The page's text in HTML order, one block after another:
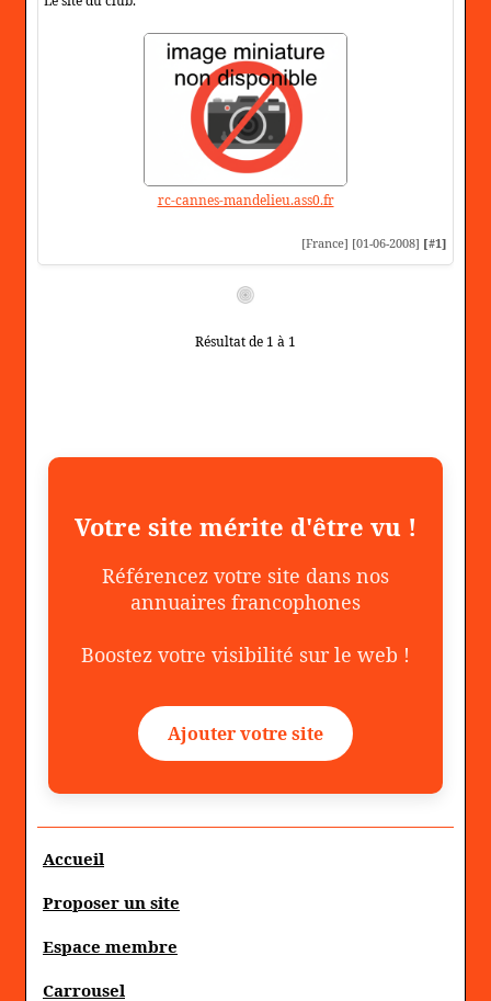
rc-cannes-mandelieu.ass0.fr
[France] [01-06-2008] [#1]
Résultat de 1 à 1
Votre site mérite d'être vu !
Référencez votre site dans nos
annuaires francophones
Boostez votre visibilité sur le web !
Ajouter votre site
Accueil
Proposer un site
Espace membre
Carrousel